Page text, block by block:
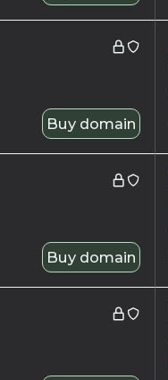
Buy domain
Buy domain